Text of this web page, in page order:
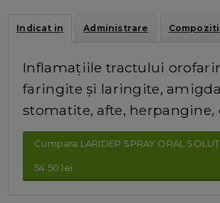
Indicat in Administrare
Inflamațiile tractului
faringite și laringite,
stomatite, afte,
Cumpara LARIDEP SPRAY ORAL
54.50 lei